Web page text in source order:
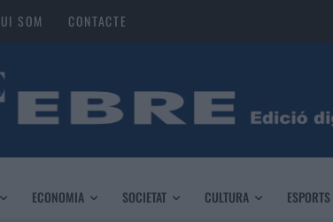
SOM CONTACTE
ECONOMIA SOCIETAT CULTURA ESPORTS